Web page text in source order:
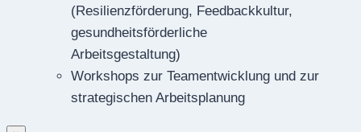
(Resilienzförderung, Feedbackkultur,
gesundheitsförderliche
Arbeitsgestaltung)
Workshops zur Teamentwicklung und zur
strategischen Arbeitsplanung